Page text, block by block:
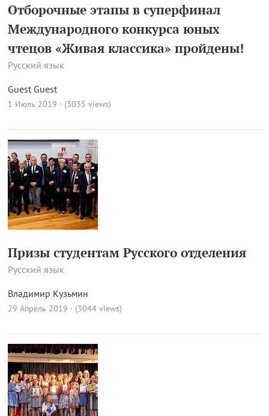
Отборочные этапы в суперфинал
Международного конкурса юных
чтецов «Живая классика» пройдены!
Русский язык
Guest Guest
1 Июль 2019 · (3035 views)
Призы студентам Русского отделения
Русский язык
Владимир Кузьмин
29 Апрель 2019 · (3044 views)